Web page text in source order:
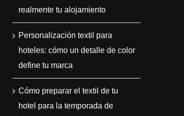
realmente tu alojamiento
Personalización textil para
hoteles: cómo un detalle de color
define tu marca
Cómo preparar el textil de tu
hotel para la temporada de